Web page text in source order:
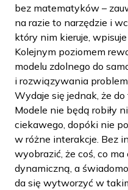
bez matematyków –
na razie to narzędzie i
który nim kieruje,
Kolejnym poziomem
modelu zdolnego do
i rozwiązywania
Wydaje się jednak, że
Modele nie będą robiły
ciekawego, dopóki nie
w różne interakcje. Bez
wyobrazić, że coś, co
dynamiczną, a
da się wytworzyć w